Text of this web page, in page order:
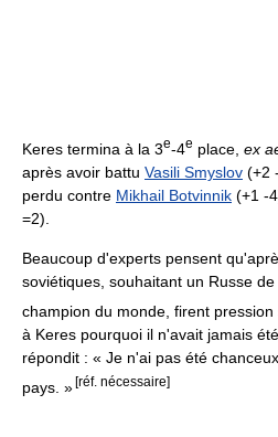
Keres termina à la 3e-4e place, ex
après avoir battu Vasili Smyslov (+2
perdu contre Mikhail Botvinnik (+1 -
=2).
Beaucoup d'experts pensent
soviétiques, souhaitant un Russe
champion du monde, firent pression
à Keres pourquoi il n'avait jamais
répondit : « Je n'ai pas été
pays. »[réf. nécessaire]